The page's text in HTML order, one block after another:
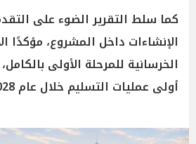
كما سلط التقرير الضوء على
الإنشاءات داخل المشروع، مؤكدًا
الخرسانية للمرحلة الأولى
أولى عمليات التسليم خلال عام 2028.